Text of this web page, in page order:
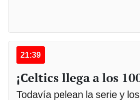
21:39
¡Celtics llega a los
Todavía pelean la serie y